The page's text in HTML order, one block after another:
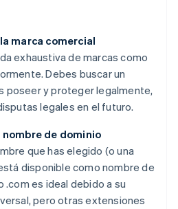
marca comercial
exhaustiva de marcas como
Debes buscar un
poseer y proteger legalmente,
legales en el futuro.
de dominio
que has elegido (o una
disponible como nombre de
.com es ideal debido a su
pero otras extensiones